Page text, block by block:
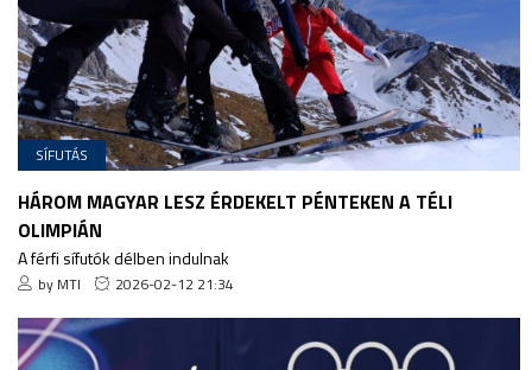
SÍFUTÁS
HÁROM MAGYAR LESZ ÉRDEKELT PÉNTEKEN A TÉLI
OLIMPIÁN
A férfi sífutók délben indulnak
by MTI 2026-02-12 21:34